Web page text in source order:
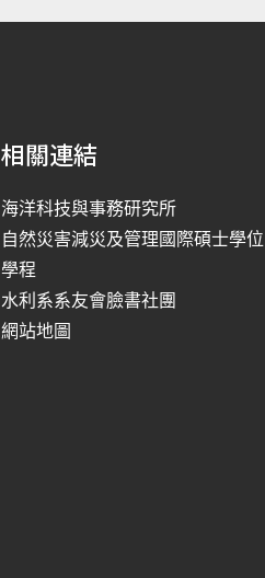
相關連結
海洋科技與事務研究所
自然災害減災及管理國際碩士學位
學程
水利系系友會臉書社團
網站地圖